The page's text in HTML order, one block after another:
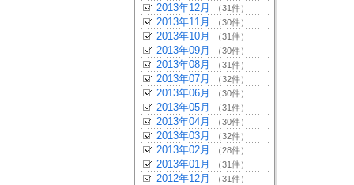
2013年12月 （31件）
2013年11月 （30件）
2013年10月 （31件）
2013年09月 （30件）
2013年08月 （31件）
2013年07月 （32件）
2013年06月 （30件）
2013年05月 （31件）
2013年04月 （30件）
2013年03月 （32件）
2013年02月 （28件）
2013年01月 （31件）
2012年12月 （31件）